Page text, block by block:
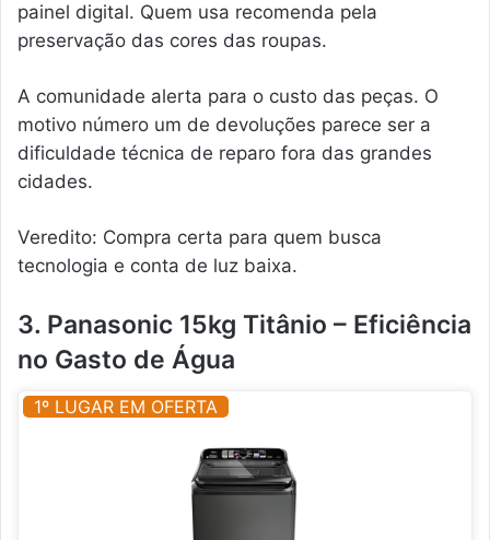
painel digital. Quem usa recomenda pela
preservação das cores das roupas.
A comunidade alerta para o custo das peças. O
motivo número um de devoluções parece ser a
dificuldade técnica de reparo fora das grandes
cidades.
Veredito: Compra certa para quem busca
tecnologia e conta de luz baixa.
3. Panasonic 15kg Titânio – Eficiência
no Gasto de Água
1º LUGAR EM OFERTA